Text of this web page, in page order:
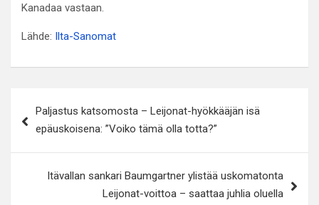
Kanadaa vastaan.
Lähde: Ilta-Sanomat
selaus
Paljastus katsomosta – Leijonat-hyökkääjän isä
epäuskoisena: ”Voiko tämä olla totta?”
Itävallan sankari Baumgartner ylistää uskomatonta
Leijonat-voittoa – saattaa juhlia oluella